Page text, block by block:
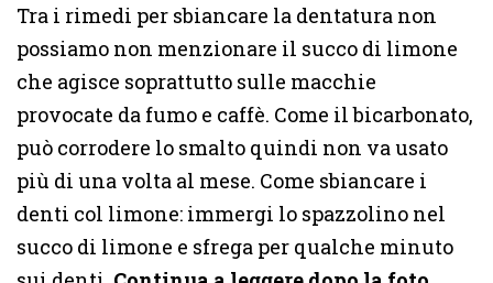
Tra i rimedi per sbiancare la dentatura non
possiamo non menzionare il succo di limone
che agisce soprattutto sulle macchie
provocate da fumo e caffè. Come il bicarbonato,
può corrodere lo smalto quindi non va usato
più di una volta al mese. Come sbiancare i
denti col limone: immergi lo spazzolino nel
succo di limone e sfrega per qualche minuto